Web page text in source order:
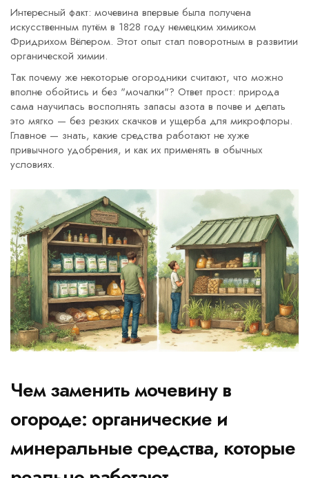
Интересный факт: мочевина впервые была получена
искусственным путём в 1828 году немецким химиком
Фридрихом Вёлером. Этот опыт стал поворотным в развитии
органической химии.
Так почему же некоторые огородники считают, что можно
вполне обойтись и без "мочалки"? Ответ прост: природа
сама научилась восполнять запасы азота в почве и делать
это мягко — без резких скачков и ущерба для микрофлоры.
Главное — знать, какие средства работают не хуже
привычного удобрения, и как их применять в обычных
условиях.
Чем заменить мочевину в
огороде: органические и
минеральные средства, которые